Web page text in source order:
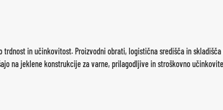
in učinkovitost. Proizvodni obrati, logistična središča in
na jeklene konstrukcije za varne, prilagodljive in stroškovno